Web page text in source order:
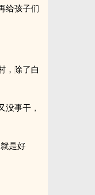
给孩子们
，除了白
没事干，
是好